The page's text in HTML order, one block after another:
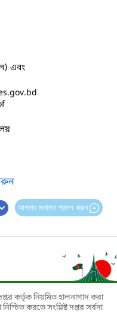
এবং
আপনার মতামত প্রদান করুন
কর্তৃক নিয়মিত হালনাগাদ করা
করতে সংশ্লিষ্ট দপ্তর সর্বদা